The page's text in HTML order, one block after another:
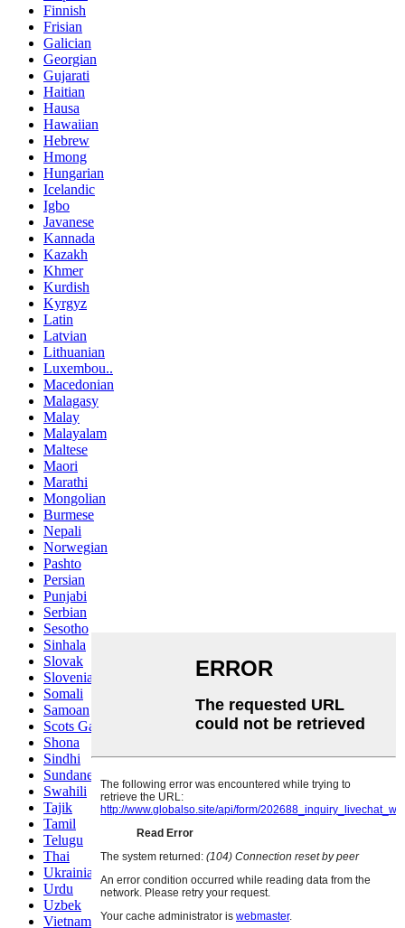
Finnish
Frisian
Galician
Georgian
Gujarati
Haitian
Hausa
Hawaiian
Hebrew
Hmong
Hungarian
Icelandic
Igbo
Javanese
Kannada
Kazakh
Khmer
Kurdish
Kyrgyz
Latin
Latvian
Lithuanian
Luxembou..
Macedonian
Malagasy
Malay
Malayalam
Maltese
Maori
Marathi
Mongolian
Burmese
Nepali
Norwegian
Pashto
Persian
Punjabi
Serbian
Sesotho
Sinhala
Slovak
Slovenian
Somali
Samoan
Scots Gaelic
Shona
Sindhi
Sundanese
Swahili
Tajik
Tamil
Telugu
Thai
Ukrainian
Urdu
Uzbek
Vietnamese